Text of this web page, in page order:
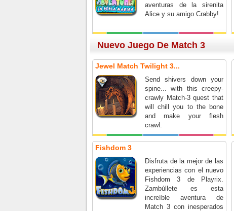
aventuras de la sirenita
Alice y su amigo Crabby!
Nuevo Juego De Match 3
Jewel Match Twilight 3...
Send shivers down your
spine... with this creepy-
crawly Match-3 quest that
will chill you to the bone
and make your flesh
crawl.
Fishdom 3
Disfruta de la mejor de las
experiencias con el nuevo
Fishdom 3 de Playrix.
Zambúllete es esta
increíble aventura de
Match 3 con inesperados